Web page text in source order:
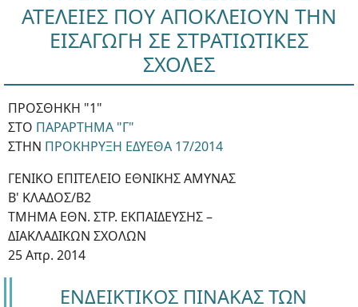
ΑΤΕΛΕΙΕΣ ΠΟΥ ΑΠΟΚΛΕΙΟΥΝ ΤΗΝ
ΕΙΣΑΓΩΓΗ ΣΕ ΣΤΡΑΤΙΩΤΙΚΕΣ
ΣΧΟΛΕΣ
ΠΡΟΣΘΗΚΗ "1"
ΣΤΟ ΠΑΡΑΡΤΗΜΑ "Γ"
ΣΤΗΝ ΠΡΟΚΗΡΥΞΗ ΕΔΥΕΘΑ 17/2014
ΓΕΝΙΚΟ ΕΠΙΤΕΛΕΙΟ ΕΘΝΙΚΗΣ ΑΜΥΝΑΣ
Β' ΚΛΑΔΟΣ/Β2
ΤΜΗΜΑ ΕΘΝ. ΣΤΡ. ΕΚΠΑΙΔΕΥΣΗΣ –
ΔΙΑΚΛΑΔΙΚΩΝ ΣΧΟΛΩΝ
25 Απρ. 2014
ΕΝΔΕΙΚΤΙΚΟΣ ΠΙΝΑΚΑΣ ΤΩΝ